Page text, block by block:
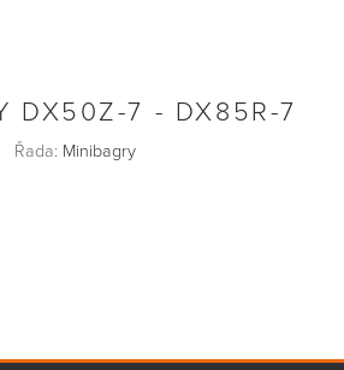
DX50Z-7 - DX85R-7
Řada: Minibagry